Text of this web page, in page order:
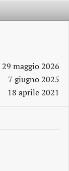
29 maggio 2026
7 giugno 2025
18 aprile 2021